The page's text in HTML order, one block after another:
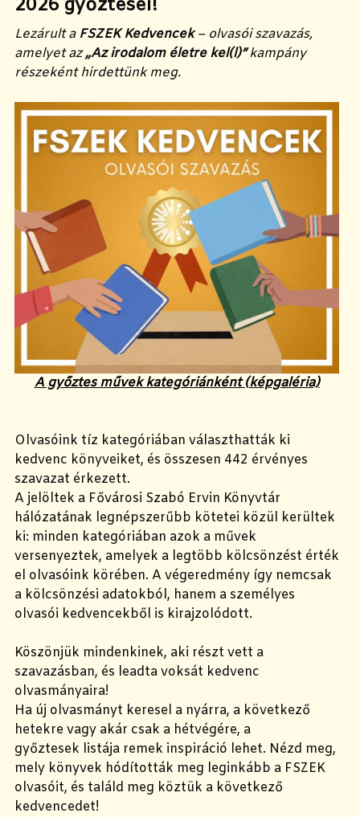
2026 győztesei!
Lezárult a FSZEK Kedvencek– olvasói szavazás,
amelyet az„Az irodalom életre kel(l)”kampány
részeként hirdettünk meg.
A győztes művek kategóriánként (képgaléria)
Olvasóink tíz kategóriában választhatták ki
kedvenc könyveiket, és összesen 442 érvényes
szavazat érkezett.
A jelöltek a Fővárosi Szabó Ervin Könyvtár
hálózatának legnépszerűbb kötetei közül kerültek
ki: minden kategóriában azok a művek
versenyeztek, amelyek a legtöbb kölcsönzést érték
el olvasóink körében. A végeredmény így nemcsak
a kölcsönzési adatokból, hanem a személyes
olvasói kedvencekből is kirajzolódott.
Köszönjük mindenkinek, aki részt vett a
szavazásban, és leadta voksát kedvenc
olvasmányaira!
Ha új olvasmányt keresel a nyárra, a következő
hetekre vagy akár csak a hétvégére, a
győztesek listája remek inspiráció lehet. Nézd meg,
mely könyvek hódították meg leginkább a FSZEK
olvasóit, és találd meg köztük a következő
kedvencedet!